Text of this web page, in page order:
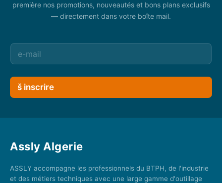
première nos promotions, nouveautés et bons plans exclusifs
— directement dans votre boîte mail.
š inscrire
Assly Algerie
ASSLY accompagne les professionnels du BTPH, de l'industrie
et des métiers techniques avec une large gamme d'outillage